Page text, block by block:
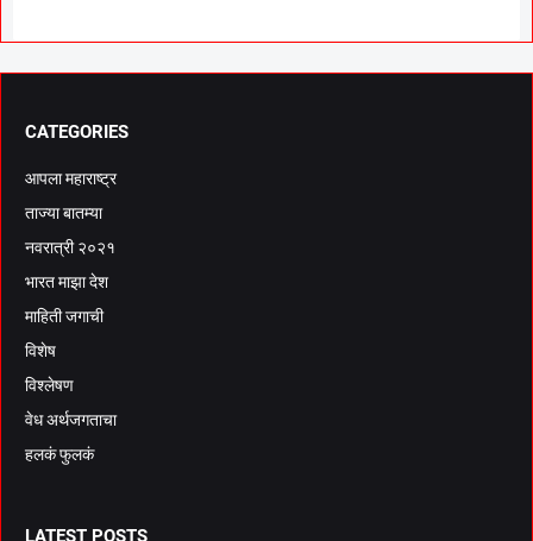
CATEGORIES
आपला महाराष्ट्र
ताज्या बातम्या
नवरात्री २०२१
भारत माझा देश
माहिती जगाची
विशेष
विश्लेषण
वेध अर्थजगताचा
हलकं फुलकं
LATEST POSTS